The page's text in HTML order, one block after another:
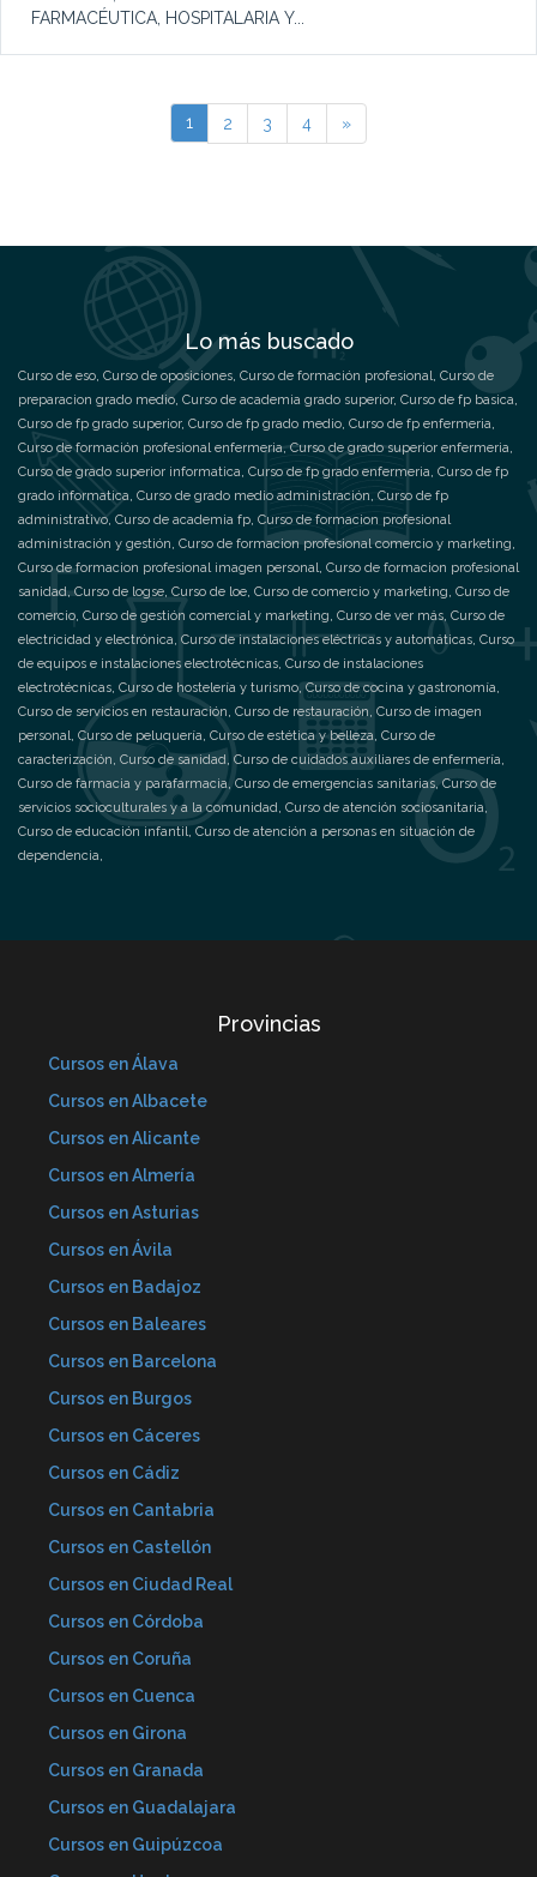
FARMACÉUTICA, HOSPITALARIA Y...
1 2 3 4 »
Lo más buscado
Curso de eso, Curso de oposiciones, Curso de formación profesional, Curso de
preparacion grado medio, Curso de academia grado superior, Curso de fp basica,
Curso de fp grado superior, Curso de fp grado medio, Curso de fp enfermeria,
Curso de formación profesional enfermeria,Curso de grado superior enfermeria,
Curso de grado superior informatica, Curso de fp grado enfermeria, Curso de fp
grado informatica, Curso de grado medio administración, Curso de fp
administrativo, Curso de academia fp, Curso de formacion profesional
administración y gestión, Curso de formacion profesional comercio y marketing,
Curso de formacion profesional imagen personal, Curso de formacion profesional
sanidad,Curso de logse, Curso de loe, Curso de comercio y marketing, Curso de
comercio, Curso de gestión comercial y marketing, Curso de ver más, Curso de
electricidad y electrónica, Curso de instalaciones eléctricas y automáticas, Curso
de equipos e instalaciones electrotécnicas, Curso de instalaciones
electrotécnicas, Curso de hostelería y turismo,Curso de cocina y gastronomía,
Curso de servicios en restauración, Curso de restauración, Curso de imagen
personal, Curso de peluquería, Curso de estética y belleza, Curso de
caracterización, Curso de sanidad, Curso de cuidados auxiliares de enfermería,
Curso de farmacia y parafarmacia,Curso de emergencias sanitarias,Curso de
servicios socioculturales y a la comunidad, Curso de atención sociosanitaria,
Curso de educación infantil, Curso de atención a personas en situación de
dependencia,
Provincias
Cursos en Álava
Cursos en Albacete
Cursos en Alicante
Cursos en Almería
Cursos en Asturias
Cursos en Ávila
Cursos en Badajoz
Cursos en Baleares
Cursos en Barcelona
Cursos en Burgos
Cursos en Cáceres
Cursos en Cádiz
Cursos en Cantabria
Cursos en Castellón
Cursos en Ciudad Real
Cursos en Córdoba
Cursos en Coruña
Cursos en Cuenca
Cursos en Girona
Cursos en Granada
Cursos en Guadalajara
Cursos en Guipúzcoa